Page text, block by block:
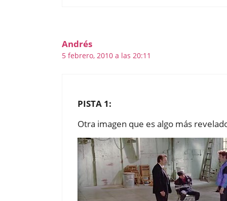
Andrés
5 febrero, 2010 a las 20:11
PISTA 1:
Otra imagen que es algo más